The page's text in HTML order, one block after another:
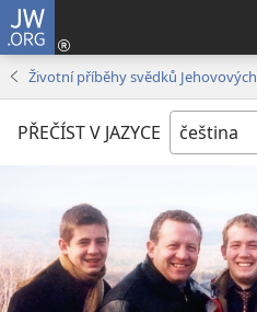
JW.ORG
Životní příběhy svědků Jehovových
PŘEČÍST V JAZYCE